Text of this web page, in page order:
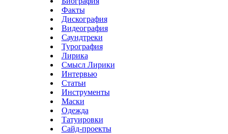
Факты
Дискография
Видеография
Саундтреки
Турография
Лирика
Смысл Лирики
Интервью
Статьи
Инструменты
Маски
Одежда
Татуировки
Сайд-проекты